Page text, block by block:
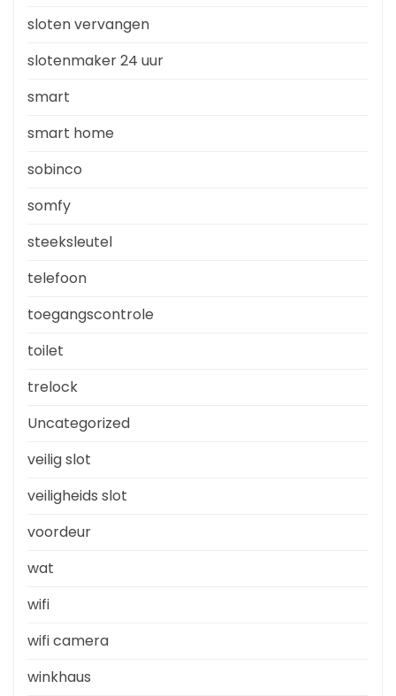
sloten vervangen
slotenmaker 24 uur
smart
smart home
sobinco
somfy
steeksleutel
telefoon
toegangscontrole
toilet
trelock
Uncategorized
veilig slot
veiligheids slot
voordeur
wat
wifi
wifi camera
winkhaus